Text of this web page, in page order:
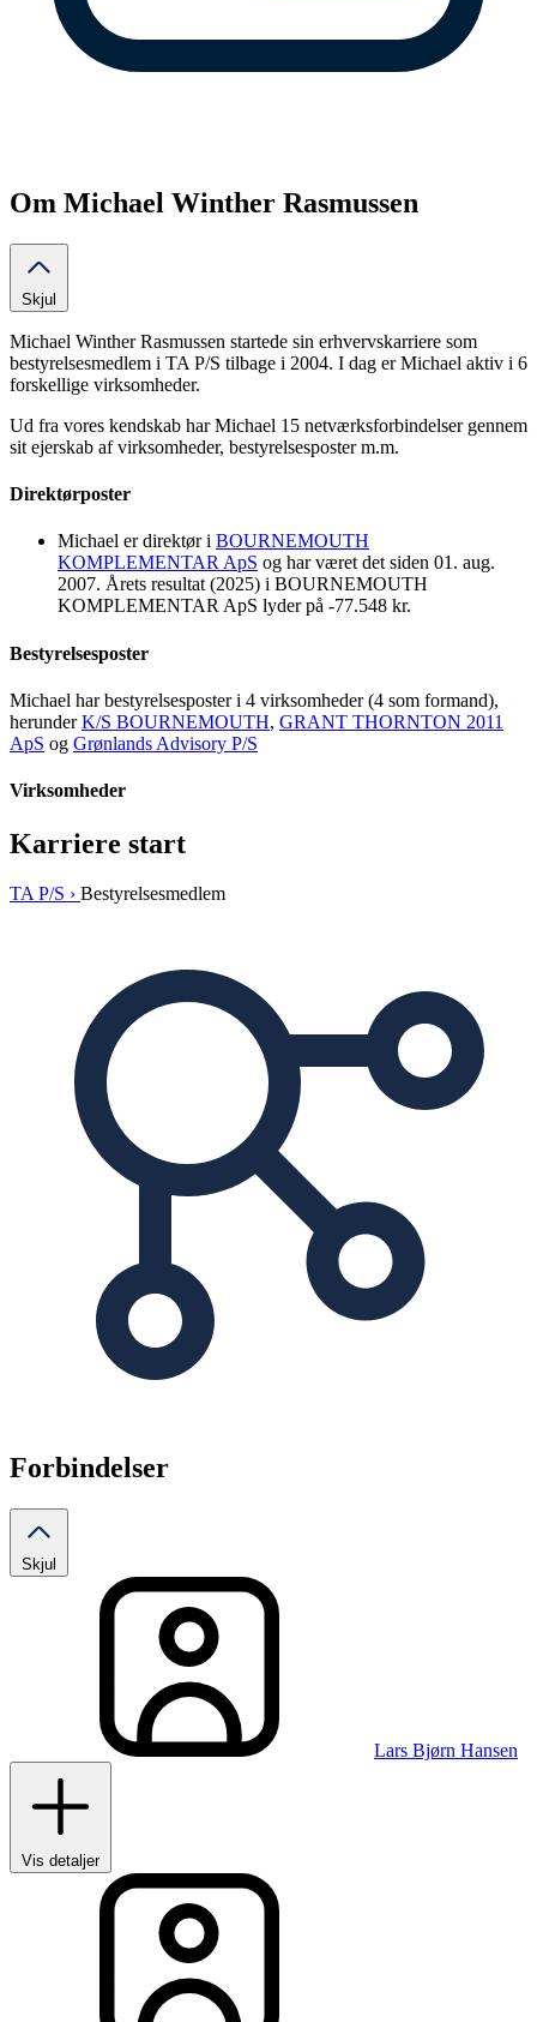
Om Michael Winther Rasmussen
Skjul
Michael Winther Rasmussen startede sin erhvervskarriere som
bestyrelsesmedlem i TA P/S tilbage i 2004. I dag er Michael aktiv i 6
forskellige virksomheder.
Ud fra vores kendskab har Michael 15 netværksforbindelser gennem
sit ejerskab af virksomheder, bestyrelsesposter m.m.
Direktørposter
Michael er direktør i BOURNEMOUTH
KOMPLEMENTAR ApS og har været det siden 01. aug.
2007. Årets resultat (2025) i BOURNEMOUTH
KOMPLEMENTAR ApS lyder på -77.548 kr.
Bestyrelsesposter
Michael har bestyrelsesposter i 4 virksomheder (4 som formand),
herunderK/S BOURNEMOUTH, GRANT THORNTON 2011
ApS og Grønlands Advisory P/S
Virksomheder
Karriere start
TA P/S › Bestyrelsesmedlem
Forbindelser
Skjul
Lars Bjørn Hansen
Vis detaljer